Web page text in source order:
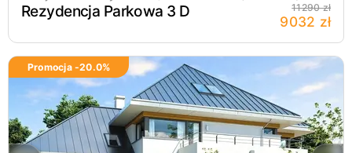
Rezydencja Parkowa 3 D 11290 zł
9032 zł
Promocja -20.0%